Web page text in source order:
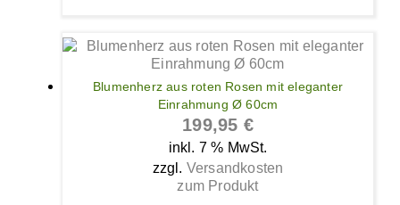
Blumenherz aus roten Rosen mit eleganter
Einrahmung Ø 60cm
199,95 €
inkl. 7 % MwSt.
zzgl. Versandkosten
zum Produkt